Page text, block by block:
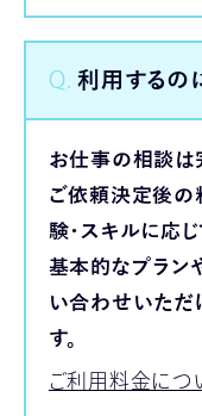
Q. 利用するの
お仕事の相談は
ご依頼決定後の
験・スキルに応じ
基本的なプラン
い合わせいただ
す。
ご利用料金につ